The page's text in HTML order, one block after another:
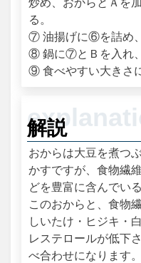
る。
⑦ 油揚げに⑥を詰め
⑧ 鍋に⑦とＢを入れ
⑨ 食べやすい大きさ
解説
おからは大豆を煮つ
かすですが、食物繊
どを豊富に含んでい
このおからと、食物
しいたけ・ヒジキ・
レステロールが低下
べ合わせになります